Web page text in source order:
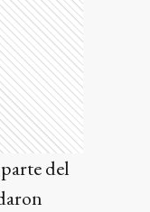
del